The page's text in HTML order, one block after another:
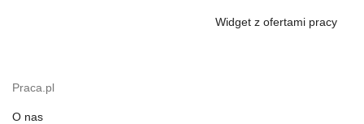
Widget z ofertami pracy
Praca.pl
O nas